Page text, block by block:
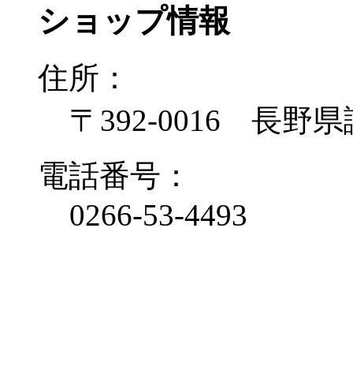
ショップ情報
住所：
〒392-0016 長野県
電話番号：
0266-53-4493